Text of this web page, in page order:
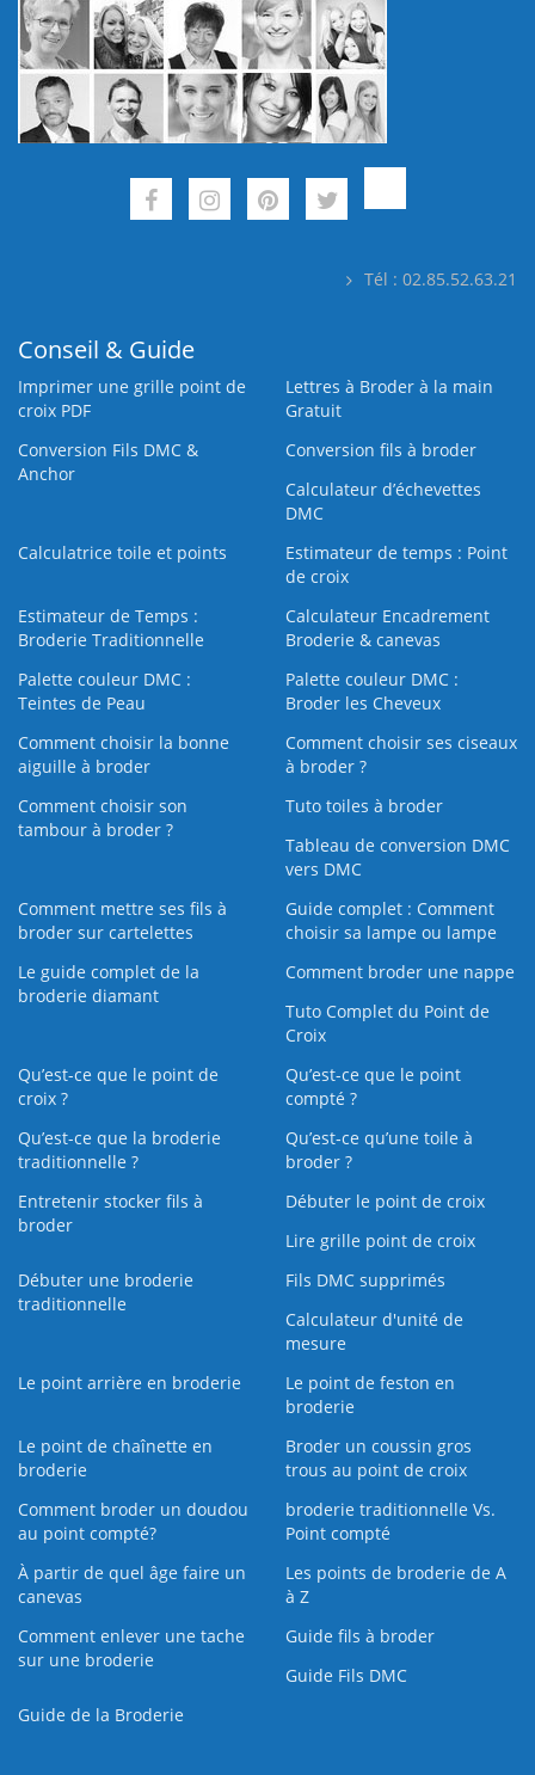
Tél : 02.85.52.63.21
Conseil & Guide
Imprimer une grille point de
croix PDF
Lettres à Broder à la main
Gratuit
Conversion Fils DMC &
Anchor
Conversion fils à broder
Calculateur d’échevettes
DMC
Calculatrice toile et points
Estimateur de temps : Point
de croix
Estimateur de Temps :
Broderie Traditionnelle
Calculateur Encadrement
Broderie & canevas
Palette couleur DMC :
Teintes de Peau
Palette couleur DMC :
Broder les Cheveux
Comment choisir la bonne
aiguille à broder
Comment choisir ses ciseaux
à broder ?
Comment choisir son
tambour à broder ?
Tuto toiles à broder
Tableau de conversion DMC
vers DMC
Comment mettre ses fils à
broder sur cartelettes
Guide complet : Comment
choisir sa lampe ou lampe
Le guide complet de la
broderie diamant
Comment broder une nappe
Tuto Complet du Point de
Croix
Qu’est-ce que le point de
croix ?
Qu’est-ce que le point
compté ?
Qu’est-ce que la broderie
traditionnelle ?
Qu’est‑ce qu’une toile à
broder ?
Entretenir stocker fils à
broder
Débuter le point de croix
Lire grille point de croix
Débuter une broderie
traditionnelle
Fils DMC supprimés
Calculateur d'unité de
mesure
Le point arrière en broderie
Le point de feston en
broderie
Le point de chaînette en
broderie
Broder un coussin gros
trous au point de croix
Comment broder un doudou
au point compté?
broderie traditionnelle Vs.
Point compté
À partir de quel âge faire un
canevas
Les points de broderie de A
à Z
Comment enlever une tache
sur une broderie
Guide fils à broder
Guide Fils DMC
Guide de la Broderie